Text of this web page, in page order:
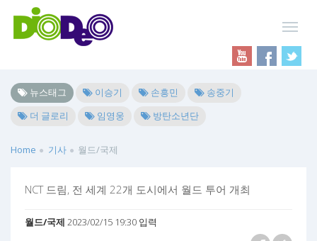
뉴스태그 이승기 손흥민
송중기
더 글로리
임영웅 방탄소년단
Home 기사 월드/국제
NCT 드림, 전 세계 22개 도시에서 월드 투어 개최
월드/국제 2023/02/15 19:30 입력